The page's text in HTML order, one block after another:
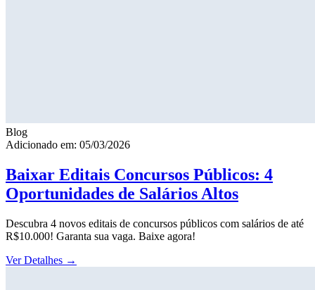
Blog
Adicionado em: 05/03/2026
Baixar Editais Concursos Públicos: 4
Oportunidades de Salários Altos
Descubra 4 novos editais de concursos públicos com salários de até
R$10.000! Garanta sua vaga. Baixe agora!
Ver Detalhes →